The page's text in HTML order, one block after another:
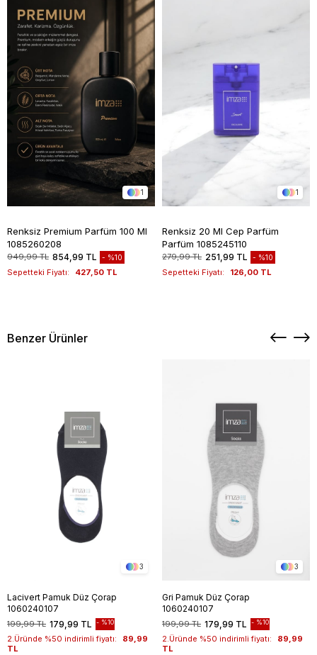
1
Renksiz Premium Parfüm 100 Ml
1085260208
949,99 TL 854,99 TL %10
Sepetteki Fiyatı: 427,50 TL
1
Renksiz 20 Ml Cep Parfüm
Parfüm 1085245110
279,99 TL 251,99 TL %10
Sepetteki Fiyatı: 126,00 TL
Benzer Ürünler
3
Lacivert Pamuk Düz Çorap
1060240107
179,99 TL
199,99 TL %10
2.Üründe %50 indirimli fiyatı:
89,99
TL
3
Gri Pamuk Düz Çorap
1060240107
179,99 TL
199,99 TL %10
2.Üründe %50 indirimli fiyatı:
89,99
TL